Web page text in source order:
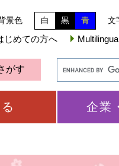
景色 白 黒 青 文
じめての方へ
がす
企業